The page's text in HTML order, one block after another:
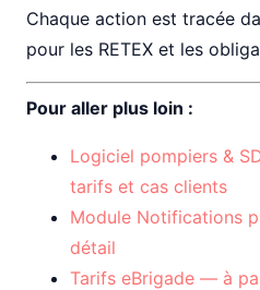
Chaque action est tracée
pour les RETEX et les
Pour aller plus loin :
Logiciel pompiers &
tarifs et cas clients
Module Notifications
détail
Tarifs eBrigade — à